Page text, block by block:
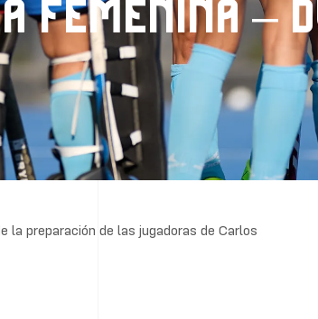
FEMENINA –
preparación de las jugadoras de Carlos